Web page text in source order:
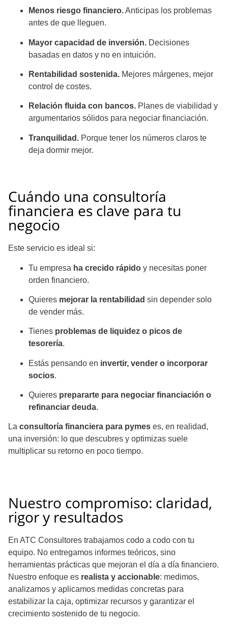
Menos riesgo financiero.Anticipas los problemas
antes de que lleguen.
Mayor capacidad de inversión. Decisiones
basadas en datos y no en intuición.
Rentabilidad sostenida. Mejores márgenes, mejor
control de costes.
Relación fluida con bancos. Planes de viabilidad y
argumentarios sólidos para negociar financiación.
Tranquilidad. Porque tener los números claros te
deja dormir mejor.
Cuándo una consultoría
financiera es clave para tu
negocio
Este servicio es ideal si:
Tu empresa ha crecido rápido y necesitas poner
orden financiero.
Quieres mejorar la rentabilidad sin depender solo
de vender más.
Tienes problemas de liquidez o picos de
tesorería.
Estás pensando en invertir, vender o incorporar
socios.
Quieres prepararte para negociar financiación o
refinanciar deuda.
La consultoría financiera para pymes es, en realidad,
una inversión: lo que descubres y optimizas suele
multiplicar su retorno en poco tiempo.
Nuestro compromiso: claridad,
rigor y resultados
En ATC Consultores trabajamos codo a codo con tu
equipo. No entregamos informes teóricos, sino
herramientas prácticas que mejoran el día a día financiero.
Nuestro enfoque es realista y accionable: medimos,
analizamos y aplicamos medidas concretas para
estabilizar la caja, optimizar recursos y garantizar el
crecimiento sostenido de tu negocio.